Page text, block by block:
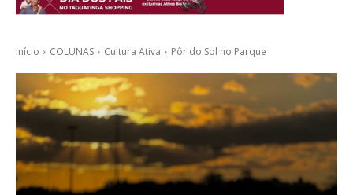
Início COLUNAS Cultura Ativa Pôr do Sol no Parque